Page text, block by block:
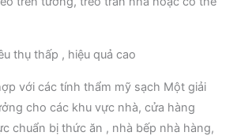
thụ thấp , hiệu quả cao
với các tính thẩm mỹ sạch Một giải
cho các khu vực nhà, cửa hàng
chuẩn bị thức ăn , nhà bếp nhà hàng,